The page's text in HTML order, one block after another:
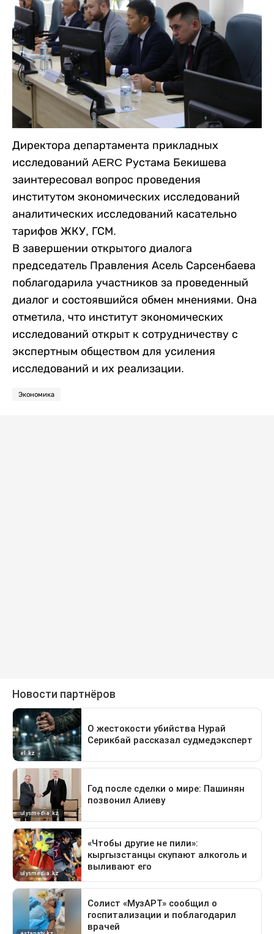
Директора департамента прикладных
исследований AERC Рустама Бекишева
заинтересовал вопрос проведения
институтом экономических исследований
аналитических исследований касательно
тарифов ЖКУ, ГСМ.
В завершении открытого диалога
председатель Правления Асель Сарсенбаева
поблагодарила участников за проведенный
диалог и состоявшийся обмен мнениями. Она
отметила, что институт экономических
исследований открыт к сотрудничеству с
экспертным обществом для усиления
исследований и их реализации.
Экономика